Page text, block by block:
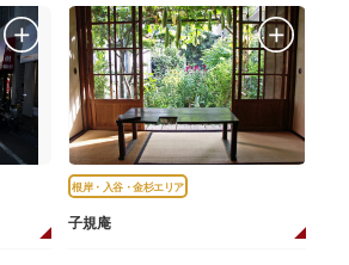
根岸・入谷・金杉エリア
子規庵